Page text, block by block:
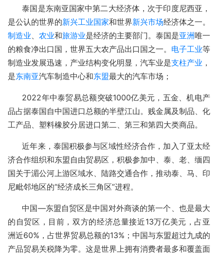
泰国是东南亚国家中第二大经济体，次于印度尼西亚，
是公认的世界的新兴工业国家和世界新兴市场经济体之一。
制造业、 农业和旅游业是经济的主要部门。泰国是亚洲唯一
的粮食净出口国，世界五大农产品出口国之一。 电子工业等
制造业发展迅速，产业结构变化明显，汽车业是支柱产业 ，
是东南亚汽车制造中心和东盟最大的汽车市场；
2022年中泰贸易总额突破1000亿美元，五金、机电产
品占据泰国自中国进口总额的半壁江山。贱金属及制品、化
工产品、塑料橡胶分居进口第二、第三和第四大类商品。
近年来，泰国积极参与区域性经济合作，加入了亚太经
济合作组织和东盟自由贸易区，积极参加中、泰、老、缅四
国关于湄公河上游区域水、陆路交通合作，推动泰、马、印
尼毗邻地区的“经济成长三角区”进程。
中国—东盟自贸区是中国对外商谈的第一个、也是最大
的自贸区，目前，双方的经济总量接近13万亿美元，占亚
洲近60%，占世界贸易总额的13%；中国与东盟超过九成的
产品贸易关税降为零。这是世界上拥有消费者最多和覆盖面